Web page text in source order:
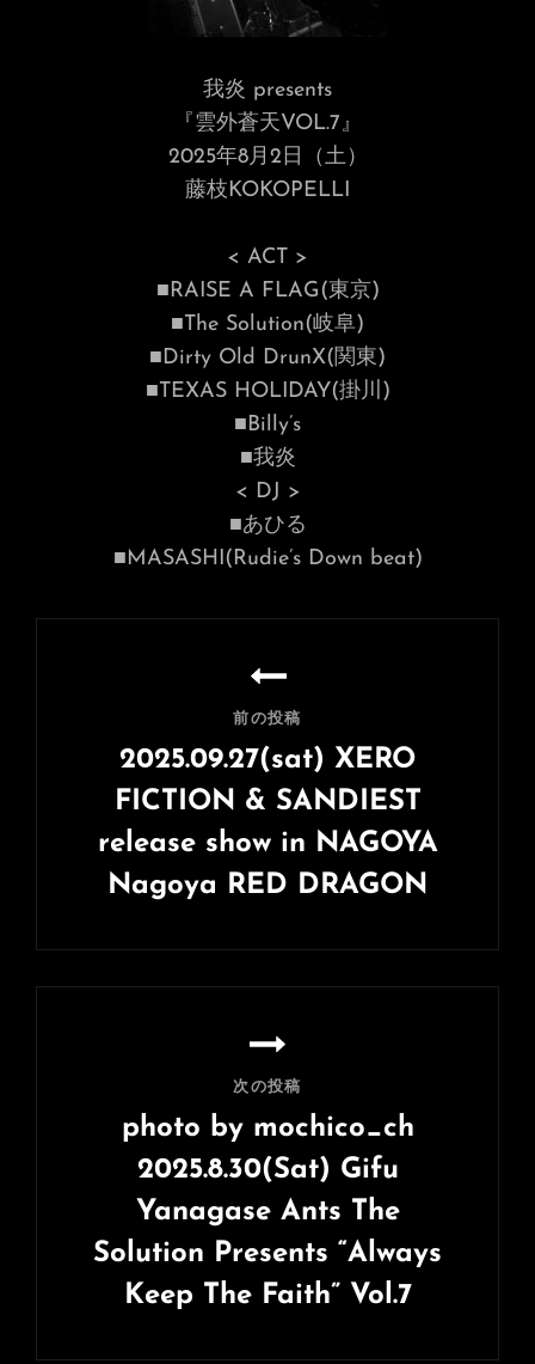
我炎 presents
『雲外蒼天VOL.7』
2025年8月2日（土）
藤枝KOKOPELLI
< ACT >
■RAISE A FLAG(東京)
■The Solution(岐阜)
■Dirty Old DrunX(関東)
■TEXAS HOLIDAY(掛川)
■Billy’s
■我炎
< DJ >
■あひる
■MASASHI(Rudie’s Down beat)
ン
前の投稿
2025.09.27(sat) XERO
FICTION & SANDIEST
release show in NAGOYA
Nagoya RED DRAGON
の
投
次の投稿
photo by mochico_ch
2025.8.30(Sat) Gifu
Yanagase Ants The
Solution Presents “Always
Keep The Faith” Vol.7